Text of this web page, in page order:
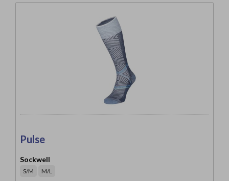
Pulse
Sockwell
S/M M/L